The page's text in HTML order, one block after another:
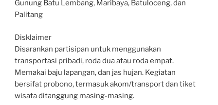
Gunung Batu Lembang, Maribaya, Batuloceng, dan
Palitang
Disklaimer
Disarankan partisipan untuk menggunakan
transportasi pribadi, roda dua atau roda empat.
Memakai baju lapangan, dan jas hujan. Kegiatan
bersifat probono, termasuk akom/transport dan tiket
wisata ditanggung masing-masing.